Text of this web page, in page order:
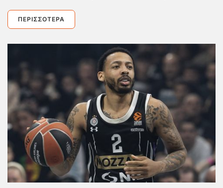
ΠΕΡΙΣΣΌΤΕΡΑ